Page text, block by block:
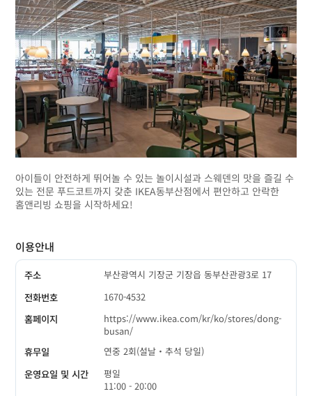
아이들이 안전하게 뛰어놀 수 있는 놀이시설과 스웨덴의 맛을 즐길 수
있는 전문 푸드코트까지 갖춘 IKEA동부산점에서 편안하고 안락한
홈앤리빙 쇼핑을 시작하세요!
이용안내
주소
부산광역시 기장군 기장읍 동부산관광3로 17
전화번호
1670-4532
홈페이지
https://www.ikea.com/kr/ko/stores/dong-
busan/
휴무일
연중 2회(설날‧추석 당일)
운영요일 및 시간
평일
11:00 - 20:00